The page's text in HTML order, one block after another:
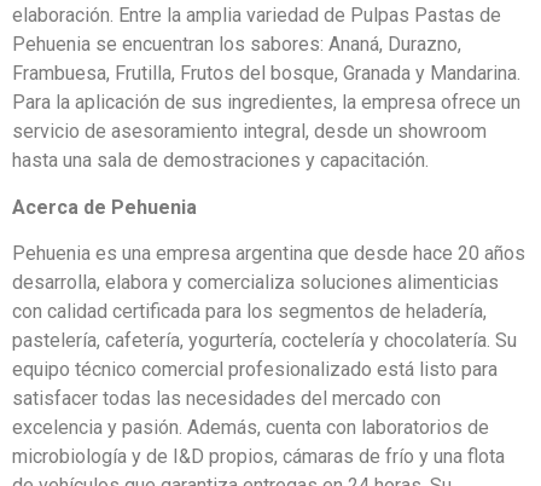
elaboración. Entre la amplia variedad de Pulpas Pastas de
Pehuenia se encuentran los sabores: Ananá, Durazno,
Frambuesa, Frutilla, Frutos del bosque, Granada y Mandarina.
Para la aplicación de sus ingredientes, la empresa ofrece un
servicio de asesoramiento integral, desde un showroom
hasta una sala de demostraciones y capacitación.
Acerca de Pehuenia
Pehuenia es una empresa argentina que desde hace 20 años
desarrolla, elabora y comercializa soluciones alimenticias
con calidad certificada para los segmentos de heladería,
pastelería, cafetería, yogurtería, coctelería y chocolatería. Su
equipo técnico comercial profesionalizado está listo para
satisfacer todas las necesidades del mercado con
excelencia y pasión. Además, cuenta con laboratorios de
microbiología y de I&D propios, cámaras de frío y una flota